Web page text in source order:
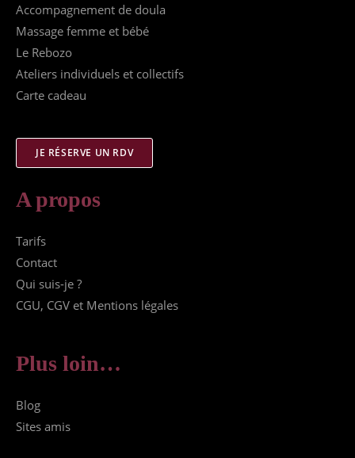
Accompagnement de doula
Massage femme et bébé
Le Rebozo
Ateliers individuels et collectifs
Carte cadeau
JE RÉSERVE UN RDV
A propos
Tarifs
Contact
Qui suis-je ?
CGU, CGV et Mentions légales
Plus loin…
Blog
Sites amis